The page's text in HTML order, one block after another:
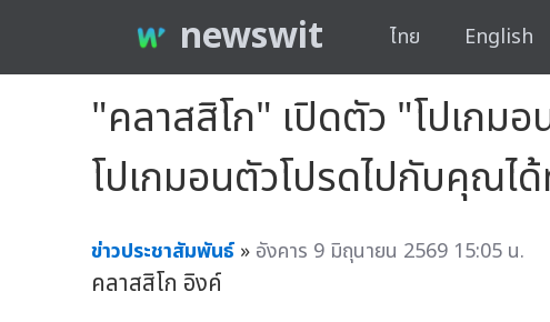
newswit ไทย English
"คลาสสิโก" เปิดตัว "โปเกม
โปเกมอนตัวโปรดไปกับคุณไ
ข่าวประชาสัมพันธ์ » อังคาร 9 มิถุนายน 2569 15:05 น.
คลาสสิโก อิงค์